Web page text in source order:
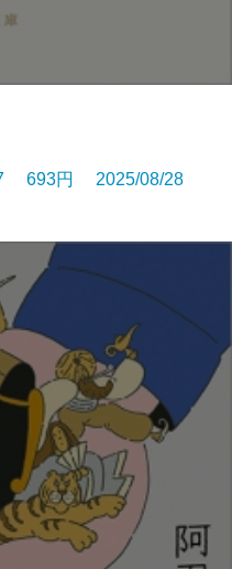
7 693円 2025/08/28